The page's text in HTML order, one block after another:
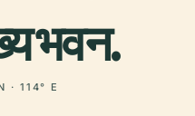
भवन.
· 114° E